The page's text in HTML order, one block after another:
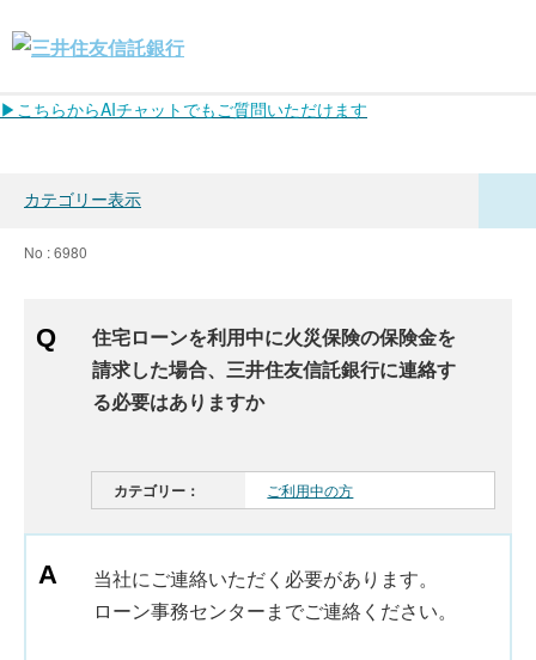
▶こちらからAIチャットでもご質問いただけます
カテゴリー表示
No : 6980
住宅ローンを利用中に火災保険の保険金を
請求した場合、三井住友信託銀行に連絡す
る必要はありますか
カテゴリー： ご利用中の方
当社にご連絡いただく必要があります。
ローン事務センターまでご連絡ください。